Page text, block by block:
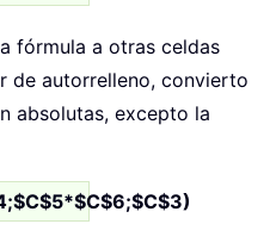
fórmula a otras celdas
de autorrelleno, convierto
absolutas, excepto la